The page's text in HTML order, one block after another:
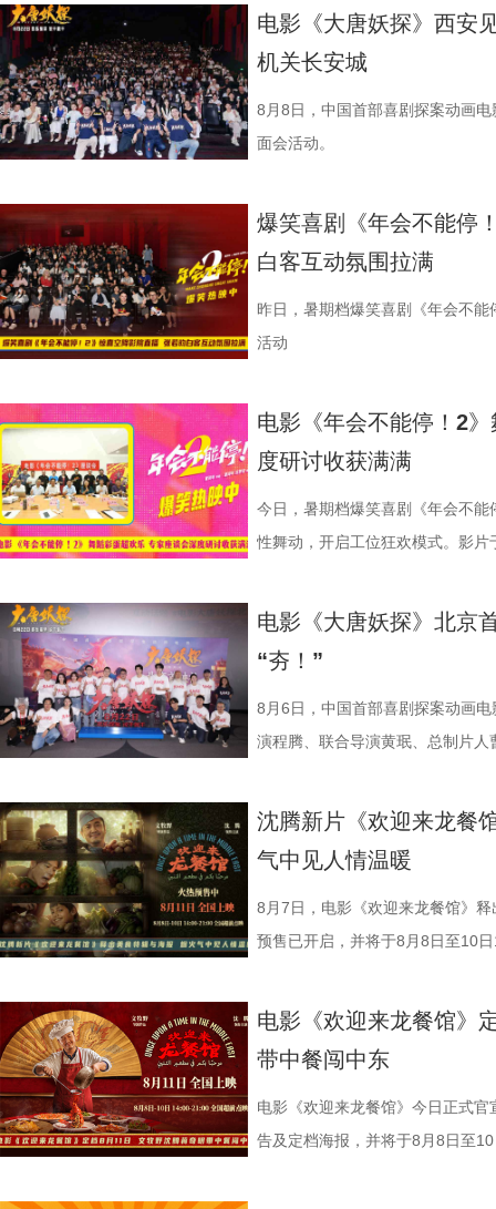
现人物关系与时代背景的复杂情
首站，现场气氛热烈，主创围绕
展开交流，引发强烈共鸣。 微信
影片口碑持续发酵，被称为“近年
宁浩监制，文牧野、郎群力、钟
1沈腾 蒋奇明.jpg 2蒋奇明 奥马尔
悄然逼近 影片同步发布终极预告
事主线，通过分屏与往返切换串
在轻松、幽默的语气里，向徐母
的深入，徐母问到归期时，徐福短
内心与现实选择为后续埋下伏笔
馆陡然转向动荡处境。原本安稳的
与女儿“好好吃饭”，以克制而含
与叙事走向的期待。 3沈腾 蒋奇
以龙餐馆开业为核心，红灯高挂
闹瞬间。徐福、马俊生（蒋奇明
材，笑意天真烂漫。但表面喜庆
为情感纽带，为画面增添耐人寻
腾 奥马尔·谢里夫.jpg 路演首站在
首站电影《欢迎来龙餐馆》“美味
出、即兴抻面互动点燃气氛，蒋
撼美味，大片质感拉满”。参演演
的王立轩直言“电影里演的都是我
“好好吃饭在战乱中是奢侈，在中
电影《大唐妖探》西安
机关长安城
8月8日，中国首部喜剧探案动画
面会活动。
爆笑喜剧《年会不能停
白客互动氛围拉满
昨日，暑期档爆笑喜剧《年会不
活动
电影《年会不能停！2
度研讨收获满满
今日，暑期档爆笑喜剧《年会不能
性舞动，开启工位狂欢模式。影
流，研讨成果丰硕。影片讲述了“
董润年执导，应萝佳担任总制片
达菲惊喜出演，孙艺洲特别主演
阳奋强友情出演，童漠男、酷酷
尾彩蛋全员舞力全开 魔性洗
场面，为观众献上一场专属打工
闪烁，沉闷的办公室一秒切换热
动全体员工律动起舞，将所有工
solo气场拉满，霸气夺人；李晨
片一大出圈名场面，首映礼、路
少网友称“看完电影后脑子里全是
除嗨舞彩蛋之外，影片凭借
电影《大唐妖探》北京
“夯！”
8月6日，中国首部喜剧探案动画
演程腾、联合导演黄珉、总制片
建、蔡海婷、范哲琛等主创悉数
演 雷淞然）与初入长安的狼妖实
开启了一段笑闹互怼的刺激探案
欢乐热血的冒险故事，以及“喜剧
前点映火热进行中，预售现
主创现场上手挑战，将片中巧思
cos狄少、阿萨现身活动，邀请主
也围绕影片展开了真诚分享。
沈腾新片《欢迎来龙餐
气中见人情温暖
8月7日，电影《欢迎来龙餐馆》
预售已开启，并将于8月8日至10
远赴中东谋生，在当地与餐馆经
人被迫卷入动荡之中，在生存与
生、赛夫（奥马尔·谢里夫 饰）在
人物之间的情感呈现给观众。“菜
电影《欢迎来龙餐馆》
带中餐闯中东
电影《欢迎来龙餐馆》今日正式
告及定档海报，并将于8月8日至